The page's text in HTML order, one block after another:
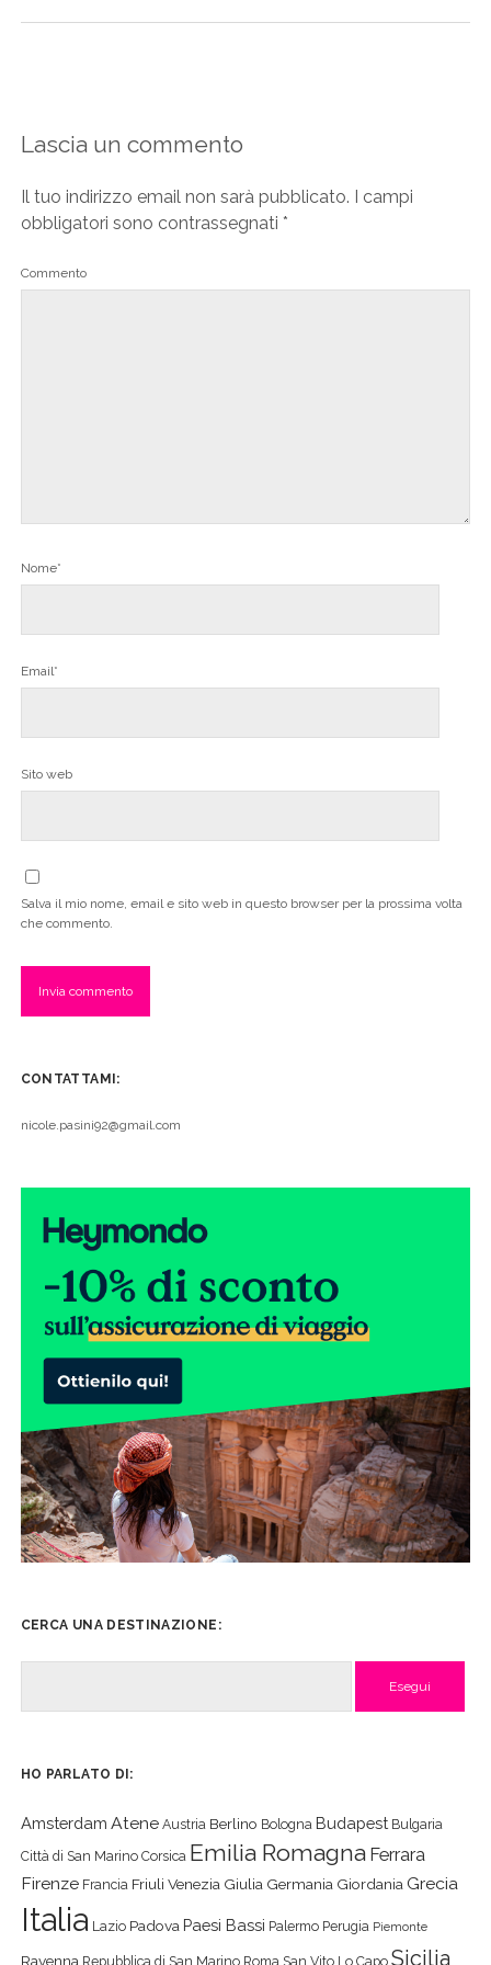
Lascia un commento
Il tuo indirizzo email non sarà pubblicato. I campi
obbligatori sono contrassegnati *
Commento
Nome*
Email*
Sito web
Salva il mio nome, email e sito web in questo browser per la prossima volta
che commento.
CONTATTAMI:
nicole.pasini92@gmail.com
CERCA UNA DESTINAZIONE:
HO PARLATO DI:
Amsterdam Atene Austria Berlino Bologna Budapest Bulgaria
Città di San Marino Corsica Emilia Romagna Ferrara
Firenze Francia Friuli Venezia Giulia Germania Giordania Grecia
Italia Lazio Padova Paesi Bassi Palermo Perugia Piemonte
Ravenna Repubblica di San Marino Roma San Vito Lo Capo Sicilia